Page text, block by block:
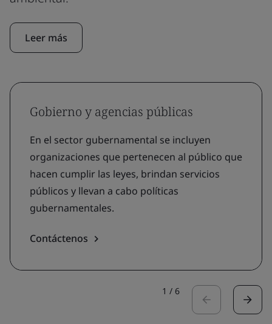
Leer más
Gobierno y agencias públicas
En el sector gubernamental se incluyen
organizaciones que pertenecen al público que
hacen cumplir las leyes, brindan servicios
públicos y llevan a cabo políticas
gubernamentales.
Contáctenos
1 / 6